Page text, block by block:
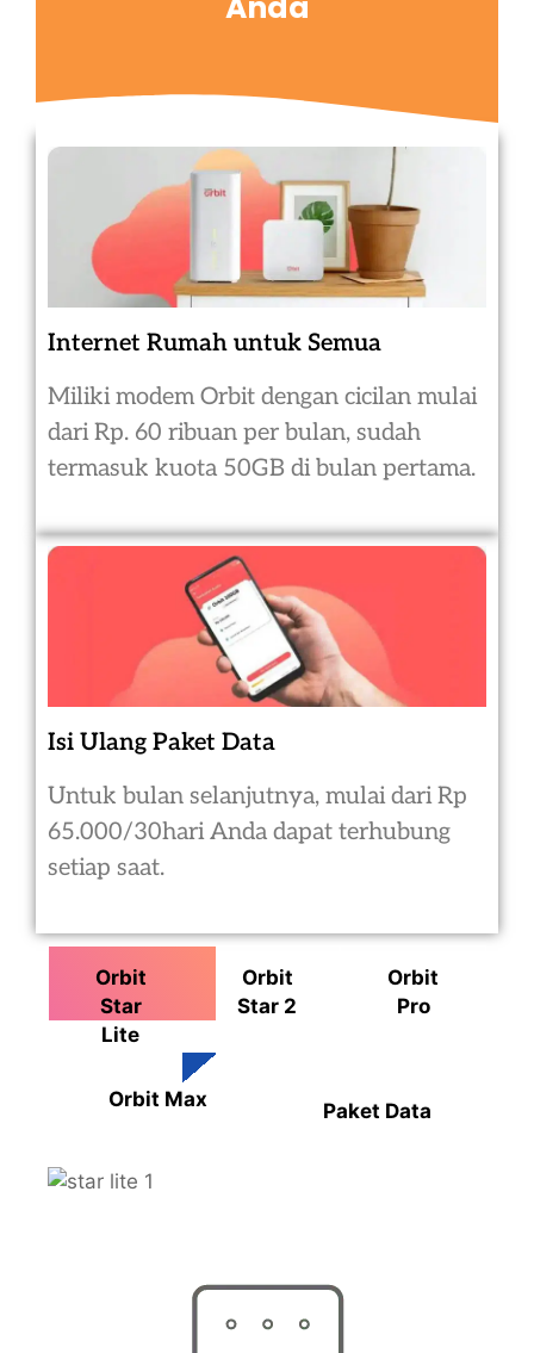
Internet Rumah untuk Semua
Miliki modem Orbit dengan cicilan mulai
dari Rp. 60 ribuan per bulan, sudah
termasuk kuota 50GB di bulan pertama.
Isi Ulang Paket Data
Untuk bulan selanjutnya, mulai dari Rp
65.000/30hari Anda dapat terhubung
setiap saat.
Orbit
Star
Lite
Orbit
Star 2
Orbit
Pro
Orbit Max Paket Data